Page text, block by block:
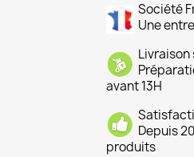
Société
Une
Livraison
avant 13H
Depuis
produits